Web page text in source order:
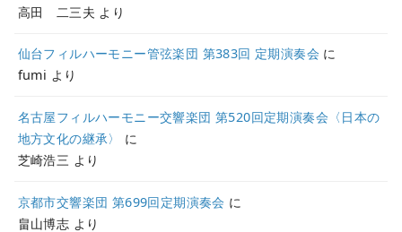
高田 二三夫 より
仙台フィルハーモニー管弦楽団 第383回 定期演奏会 に
fumi より
名古屋フィルハーモニー交響楽団 第520回定期演奏会〈日本の
地方文化の継承〉
に
芝崎浩三 より
京都市交響楽団 第699回定期演奏会 に
畠山博志 より